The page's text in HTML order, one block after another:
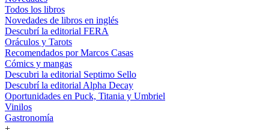
Todos los libros
Novedades de libros en inglés
Descubrí la editorial FERA
Oráculos y Tarots
Recomendados por Marcos Casas
Cómics y mangas
Descubri la editorial Septimo Sello
Descubrí la editorial Alpha Decay
Oportunidades en Puck, Titania y Umbriel
Vinilos
Gastronomía